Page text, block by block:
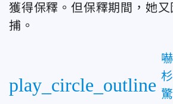
獲得保釋。 但保釋期間，她
捕。
play_circle_outline